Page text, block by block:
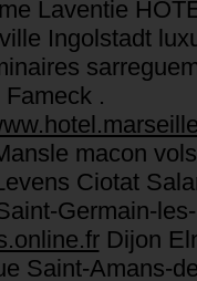
Laventie
Ingolstadt
.
macon
Ciotat
Germain-
Dijon
Saint-Amans-